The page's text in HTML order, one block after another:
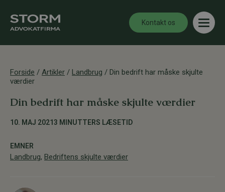
Kontakt os
Forside / Artikler / Landbrug / Din bedrift har måske skjulte
værdier
Din bedrift har måske skjulte værdier
10. MAJ 20213 MINUTTERS LÆSETID
EMNER
Landbrug, Bedriftens skjulte værdier